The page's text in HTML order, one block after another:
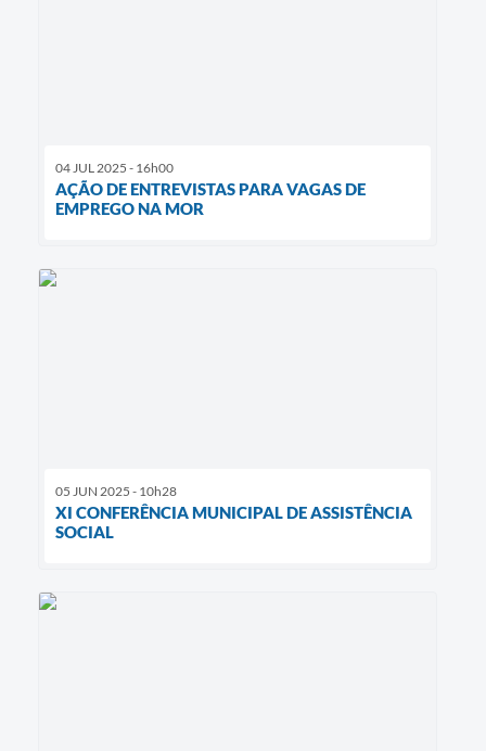
04 JUL 2025 - 16h00
AÇÃO DE ENTREVISTAS PARA VAGAS DE
EMPREGO NA MOR
05 JUN 2025 - 10h28
XI CONFERÊNCIA MUNICIPAL DE ASSISTÊNCIA
SOCIAL